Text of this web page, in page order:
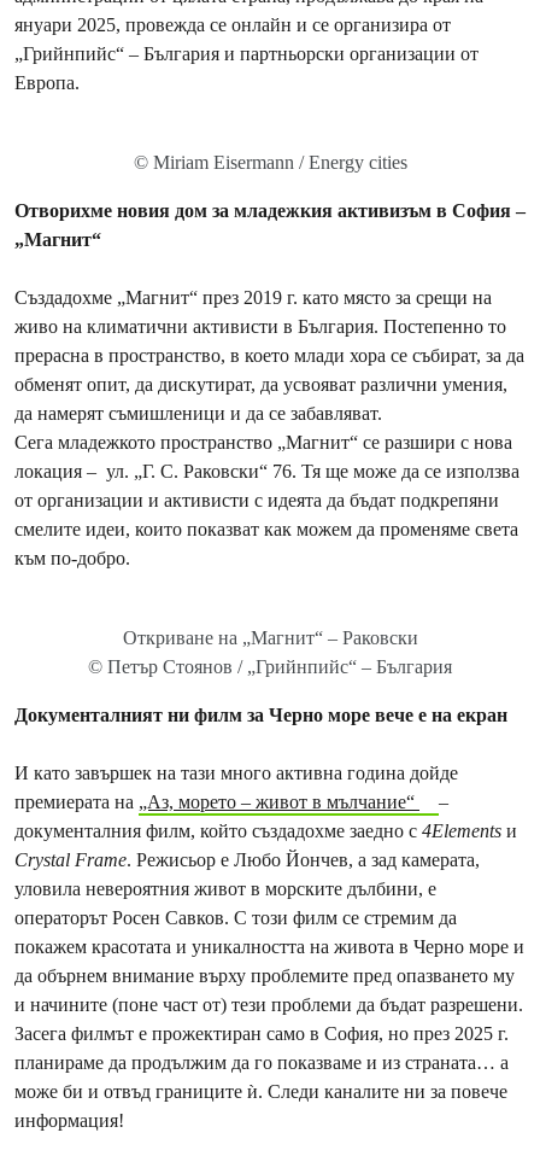
януари 2025, провежда се онлайн и се организира от
„Грийнпийс“ – България и партньорски организации от
Европа.
© Miriam Eisermann / Energy cities
Отворихме новия дом за младежкия активизъм в София –
„Магнит“
Създадохме „Магнит“ през 2019 г. като място за срещи на
живо на климатични активисти в България. Постепенно то
прерасна в пространство, в което млади хора се събират, за да
обменят опит, да дискутират, да усвояват различни умения,
да намерят съмишленици и да се забавляват.
Сега младежкото пространство „Магнит“ се разшири с нова
локация – ул. „Г. С. Раковски“ 76. Тя ще може да се използва
от организации и активисти с идеята да бъдат подкрепяни
смелите идеи, които показват как можем да променяме света
към по-добро.
Откриване на „Магнит“ – Раковски
© Петър Стоянов / „Грийнпийс“ – България
Документалният ни филм за Черно море вече е на екран
И като завършек на тази много активна година дойде
премиерата на „Аз, морето – живот в мълчание“
–
документалния филм, който създадохме заедно с 4Elements и
Crystal Frame. Режисьор е Любо Йончев, а зад камерата,
уловила невероятния живот в морските дълбини, е
операторът Росен Савков. С този филм се стремим да
покажем красотата и уникалността на живота в Черно море и
да обърнем внимание върху проблемите пред опазването му
и начините (поне част от) тези проблеми да бъдат разрешени.
Засега филмът е прожектиран само в София, но през 2025 г.
планираме да продължим да го показваме и из страната… а
може би и отвъд границите ѝ. Следи каналите ни за повече
информация!